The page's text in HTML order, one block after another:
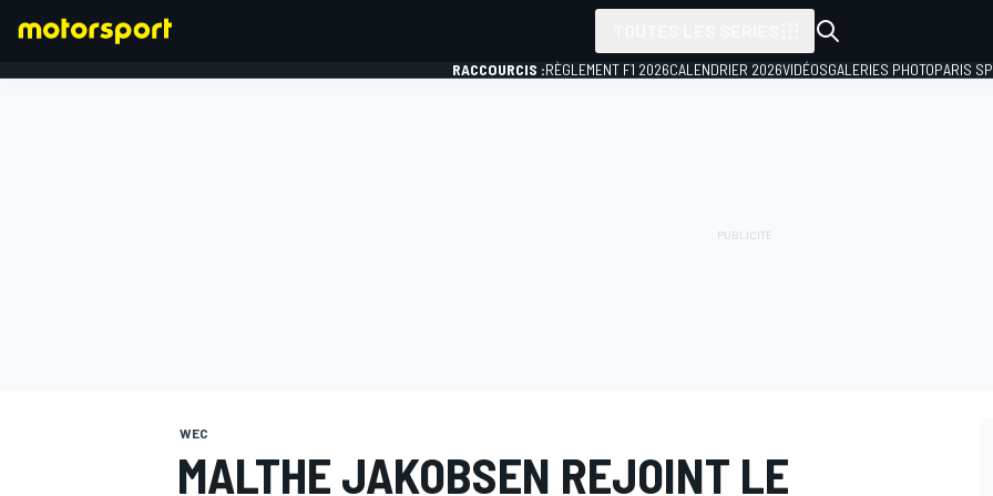
RACCOURCIS :RÈGLEMENT F1 2026CALENDRIER 2026VIDÉOSGALERIES PHOTOPARIS
WEC
MALTHE JAKOBSEN REJOINT LE